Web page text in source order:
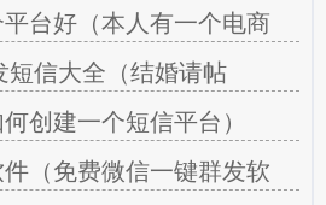
台好（本人有一个电商
短信大全（结婚请帖
创建一个短信平台）
（免费微信一键群发软